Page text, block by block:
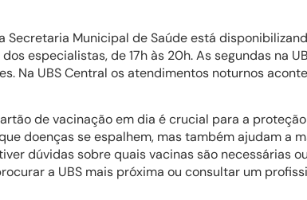
Secretaria Municipal de Saúde está
especialistas, de 17h às 20h. As segundas na
Na UBS Central os atendimentos noturnos
de vacinação em dia é crucial para a
doenças se espalhem, mas também ajudam a
dúvidas sobre quais vacinas são necessárias
a UBS mais próxima ou consultar um